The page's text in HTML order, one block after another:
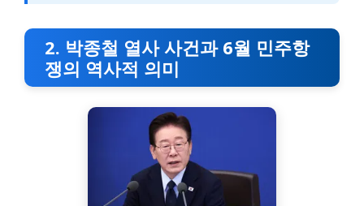
2. 박종철 열사 사건과 6월 민주항
쟁의 역사적 의미